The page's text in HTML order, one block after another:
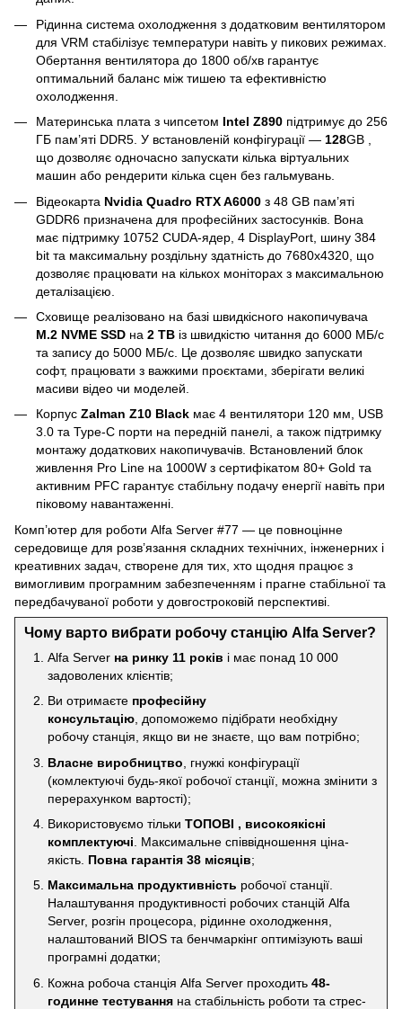
Рідинна система охолодження з додатковим вентилятором
для VRM стабілізує температури навіть у пикових режимах.
Обертання вентилятора до 1800 об/хв гарантує
оптимальний баланс між тишею та ефективністю
охолодження.
Материнська плата з чипсетом Intel Z890 підтримує до 256
ГБ пам’яті DDR5. У встановленій конфігурації — 128GB ,
що дозволяє одночасно запускати кілька віртуальних
машин або рендерити кілька сцен без гальмувань.
Відеокарта Nvidia Quadro RTX A6000 з 48 GB пам’яті
GDDR6 призначена для професійних застосунків. Вона
має підтримку 10752 CUDA-ядер, 4 DisplayPort, шину 384
bit та максимальну роздільну здатність до 7680x4320, що
дозволяє працювати на кількох моніторах з максимальною
деталізацією.
Сховище реалізовано на базі швидкісного накопичувача
M.2 NVME SSD на 2 TB із швидкістю читання до 6000 МБ/с
та запису до 5000 МБ/с. Це дозволяє швидко запускати
софт, працювати з важкими проєктами, зберігати великі
масиви відео чи моделей.
Корпус Zalman Z10 Black має 4 вентилятори 120 мм, USB
3.0 та Type-C порти на передній панелі, а також підтримку
монтажу додаткових накопичувачів. Встановлений блок
живлення Pro Line на 1000W з сертифікатом 80+ Gold та
активним PFC гарантує стабільну подачу енергії навіть при
піковому навантаженні.
Комп’ютер для роботи Alfa Server #77 — це повноцінне
середовище для розв’язання складних технічних, інженерних і
креативних задач, створене для тих, хто щодня працює з
вимогливим програмним забезпеченням і прагне стабільної та
передбачуваної роботи у довгостроковій перспективі.
Чому варто вибрати робочу станцію Alfa Server?
Alfa Server на ринку 11 років і має понад 10 000
задоволених клієнтів;
Ви отримаєте професійну
консультацію, допоможемо підібрати необхідну
робочу станція, якщо ви не знаєте, що вам потрібно;
Власне виробництво , гнужкі конфігурації
(комлектуючі будь-якої робочої станції, можна змінити з
перерахунком вартості);
Використовуємо тільки ТОПОВІ , високоякісні
комплектуючі . Максимальне співвідношення ціна-
якість. Повна гарантія 38 місяців;
Максимальна продуктивність робочої станції.
Налаштування продуктивності робочих станцій Alfa
Server, розгін процесора, рідинне охолодження,
налаштований BIOS та бенчмаркінг оптимізують ваші
програмні додатки;
Кожна робоча станція Alfa Server проходить 48-
годинне тестування на стабільність роботи та стрес-